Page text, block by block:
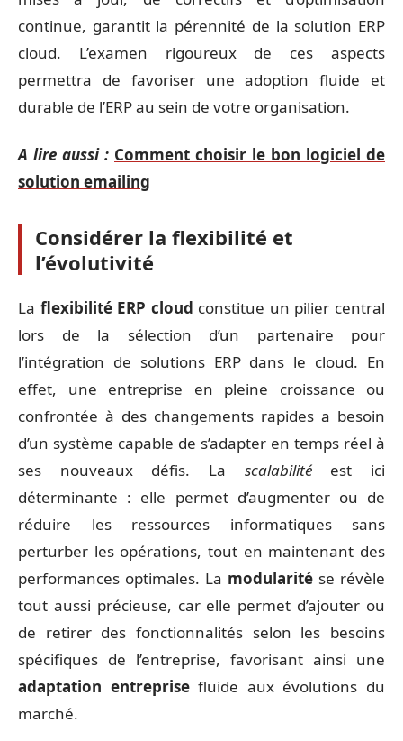
continue, garantit la pérennité de la solution ERP
cloud. L’examen rigoureux de ces aspects
permettra de favoriser une adoption fluide et
durable de l’ERP au sein de votre organisation.
A lire aussi : Comment choisir le bon logiciel de
solution emailing
Considérer la flexibilité et
l’évolutivité
La flexibilité ERP cloud constitue un pilier central
lors de la sélection d’un partenaire pour
l’intégration de solutions ERP dans le cloud. En
effet, une entreprise en pleine croissance ou
confrontée à des changements rapides a besoin
d’un système capable de s’adapter en temps réel à
ses nouveaux défis. La scalabilitéest ici
déterminante : elle permet d’augmenter ou de
réduire les ressources informatiques sans
perturber les opérations, tout en maintenant des
performances optimales. La modularité se révèle
tout aussi précieuse, car elle permet d’ajouter ou
de retirer des fonctionnalités selon les besoins
spécifiques de l’entreprise, favorisant ainsi une
adaptation entreprisefluide aux évolutions du
marché.